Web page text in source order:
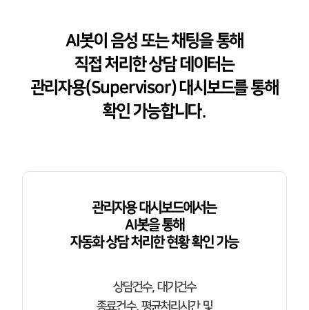
AI봇이 음성 또는 채팅을 통해
직접 처리한 상담 데이터는
관리자용(Supervisor) 대시보드를 통해
확인 가능합니다.
관리자용 대시보드에서는
AI봇을 통해
자동화 상담 처리한 현황 확인 가능
상담건수, 대기건수
종료건수, 평균처리시간 및